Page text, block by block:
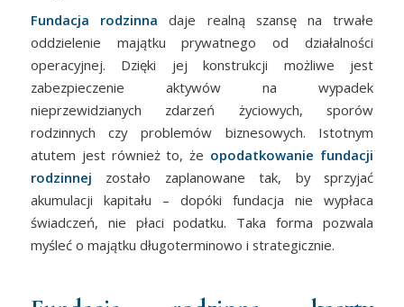
Fundacja rodzinna daje realną szansę na trwałe
oddzielenie majątku prywatnego od działalności
operacyjnej. Dzięki jej konstrukcji możliwe jest
zabezpieczenie aktywów na wypadek
nieprzewidzianych zdarzeń życiowych, sporów
rodzinnych czy problemów biznesowych. Istotnym
atutem jest również to, że opodatkowanie fundacji
rodzinnej zostało zaplanowane tak, by sprzyjać
akumulacji kapitału – dopóki fundacja nie wypłaca
świadczeń, nie płaci podatku. Taka forma pozwala
myśleć o majątku długoterminowo i strategicznie.